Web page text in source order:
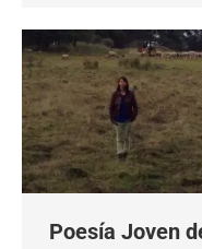
Poesía Joven